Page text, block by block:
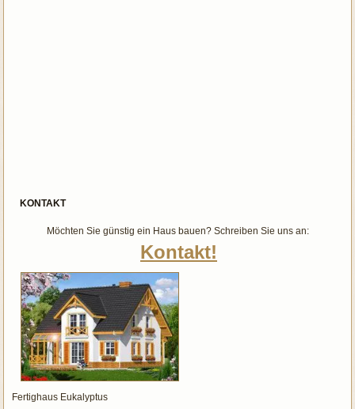
KONTAKT
Möchten Sie günstig ein Haus bauen? Schreiben Sie uns an:
Kontakt!
Fertighaus Eukalyptus